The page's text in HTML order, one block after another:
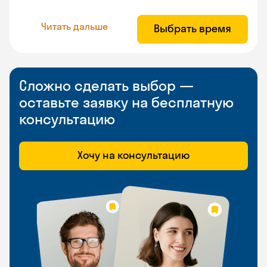
Читать дальше Выбрать время
Сложно сделать выбор —
оставьте заявку на бесплатную
консультацию
Хочу на консультацию